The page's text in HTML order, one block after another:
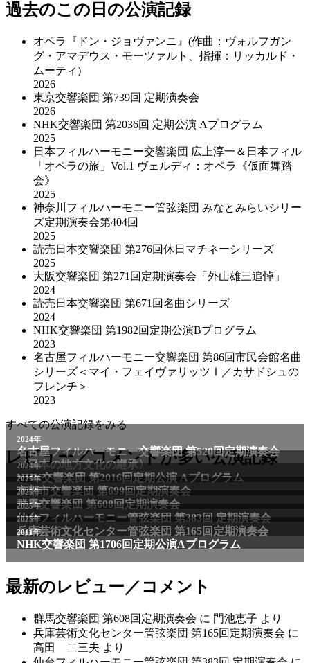
過去のこの日の公演記録
オペラ『ドン・ジョヴァンニ』(作曲：ヴォルフガン
グ・アマデウス・モーツァルト、指揮：リッカルド・
ムーティ)
2026
東京交響楽団 第739回 定期演奏会
2026
NHK交響楽団 第2036回 定期公演 Aプログラム
2025
日本フィルハーモニー交響楽団 広上淳一＆日本フィル
「オペラの旅」Vol.1 ヴェルディ：オペラ《仮面舞踏
会》
2025
神奈川フィルハーモニー管弦楽団 みなとみらいシリー
ズ定期演奏会第404回
2025
読売日本交響楽団 第276回休日マチネーシリーズ
2025
大阪交響楽団 第271回定期演奏会「外山雄三追悼」
2024
読売日本交響楽団 第671回名曲シリーズ
2024
NHK交響楽団 第1982回定期公演Bプログラム
2023
名古屋フィルハーモニー交響楽団 第86回市民会館名曲
シリーズ＜マイ・フェイヴァリッツⅠ／カサドシュの
フレンチ＞
2023
すべての公演記録をみる
レビュー／コメントが多い公演記録
2024年
名古屋フィルハーモニー交響楽団 第520回定期演奏会
〈日本の地方文化の継承〉
2024年
NHK交響楽団 第2016回定期公演 Aプログラム
2025年
京都市交響楽団 第699回定期演奏会
2025年
群馬交響楽団 第608回定期演奏会
2025年
仙台フィルハーモニー管弦楽団 第383回 定期演奏会
2025年
兵庫芸術文化センター管弦楽団 第165回定期演奏会
2011年
NHK交響楽団 第1706回定期公演Aプログラム
最新のレビュー／コメント
群馬交響楽団 第608回定期演奏会 に 門池恵子 より
兵庫芸術文化センター管弦楽団 第165回定期演奏会 に
高田 二三夫 より